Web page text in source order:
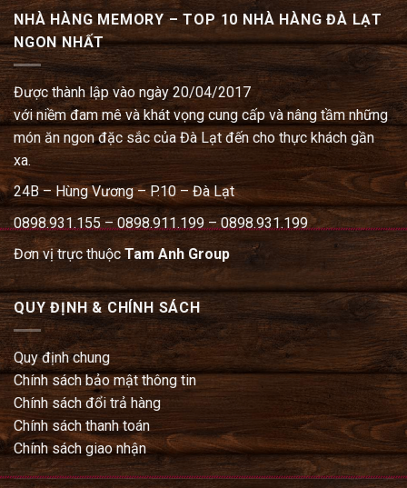
NHÀ HÀNG MEMORY – TOP 10 NHÀ HÀNG ĐÀ LẠT
NGON NHẤT
Được thành lập vào ngày 20/04/2017
với niềm đam mê và khát vọng cung cấp và nâng tầm những
món ăn ngon đặc sắc của Đà Lạt đến cho thực khách gần
xa.
24B – Hùng Vương – P.10 – Đà Lạt
0898.931.155 – 0898.911.199 – 0898.931.199
Đơn vị trực thuộcTam Anh Group
QUY ĐỊNH & CHÍNH SÁCH
Quy định chung
Chính sách bảo mật thông tin
Chính sách đổi trả hàng
Chính sách thanh toán
Chính sách giao nhận